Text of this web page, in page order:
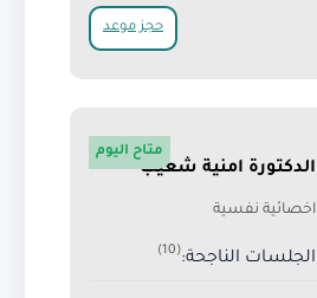
حجز موعد
الدكتورة امنية شعيب
اخصائية نفسية
الجلسات الناجحة:(10)
متاح اليوم